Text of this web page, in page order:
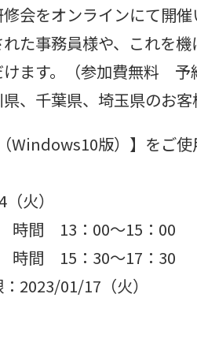
会をオンラインにて開催
た事務員様や、これを
ます。（参加費無料 予
、千葉県、埼玉県のお客
（Windows10版）】をご
火）
間 13：00～15：00
間 15：30～17：30
2023/01/17（火）